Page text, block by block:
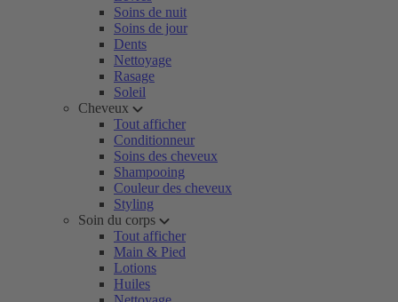
Soins de nuit
Soins de jour
Dents
Nettoyage
Rasage
Soleil
Cheveux
Tout afficher
Conditionneur
Soins des cheveux
Shampooing
Couleur des cheveux
Styling
Soin du corps
Tout afficher
Main & Pied
Lotions
Huiles